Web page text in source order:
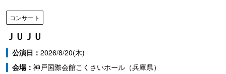
コンサート
ＪＵＪＵ
公演日： 2026/8/20(木)
会場： 神戸国際会館こくさいホール（兵庫県）